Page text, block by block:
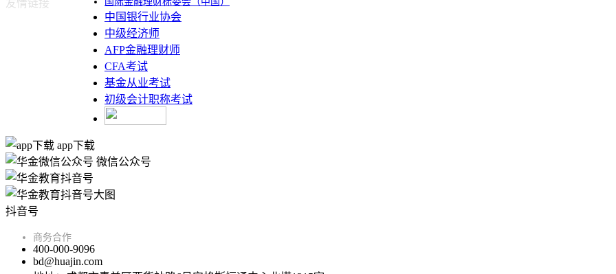
友情链接
中国银行业协会
中级经济师
AFP金融理财师
CFA考试
基金从业考试
初级会计职称考试
app下载
微信公众号
抖音号
商务合作
400-000-9096
bd@huajin.com